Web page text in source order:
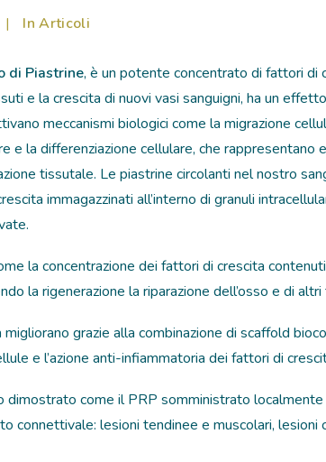
| InArticoli
di Piastrine, è un potente concentrato di fattori di
e la crescita di nuovi vasi sanguigni, ha un
meccanismi biologici come la migrazione
e la differenziazione cellulare, che rappresentano
tissutale. Le piastrine circolanti nel nostro
immagazzinati all’interno di granuli
la concentrazione dei fattori di crescita
la rigenerazione la riparazione dell’osso e di
grazie alla combinazione di scaffold
e l’azione anti-infiammatoria dei fattori di
dimostrato come il PRP somministrato
connettivale: lesioni tendinee e muscolari, lesioni